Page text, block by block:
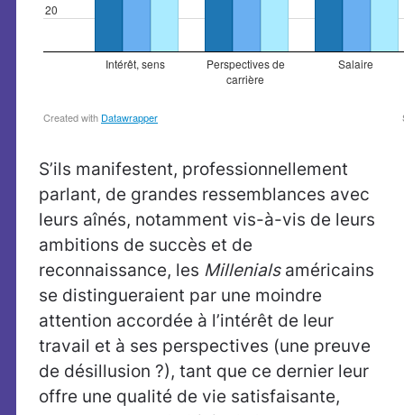
S’ils manifestent, professionnellement
parlant, de grandes ressemblances avec
leurs aînés, notamment vis-à-vis de leurs
ambitions de succès et de
reconnaissance, les Millenialsaméricains
se distingueraient par une moindre
attention accordée à l’intérêt de leur
travail et à ses perspectives (une preuve
de désillusion ?), tant que ce dernier leur
offre une qualité de vie satisfaisante,